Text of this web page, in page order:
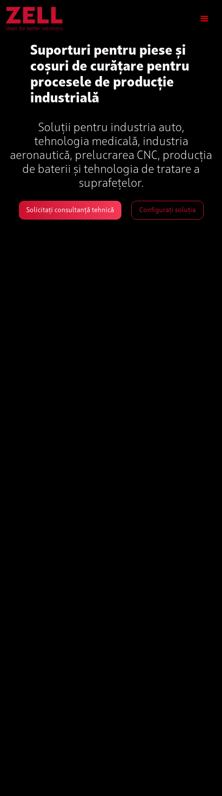
Suporturi pentru piese și
coșuri de curățare pentru
procesele de producție
industrială
Soluții pentru industria auto,
tehnologia medicală, industria
aeronautică, prelucrarea CNC, producția
de baterii și tehnologia de tratare a
suprafețelor.
Solicitați consultanță tehnică Configurați soluția